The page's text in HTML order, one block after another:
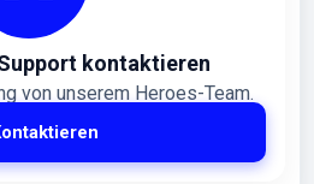
kontaktieren
von unserem Heroes-Team.